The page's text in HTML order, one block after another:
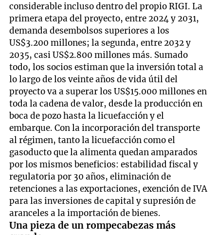
considerable incluso dentro del propio RIGI. La
primera etapa del proyecto, entre 2024 y 2031,
demanda desembolsos superiores a los
US$3.200 millones; la segunda, entre 2032 y
2035, casi US$2.800 millones más. Sumado
todo, los socios estiman que la inversión total a
lo largo de los veinte años de vida útil del
proyecto va a superar los US$15.000 millones en
toda la cadena de valor, desde la producción en
boca de pozo hasta la licuefacción y el
embarque. Con la incorporación del transporte
al régimen, tanto la licuefacción como el
gasoducto que la alimenta quedan amparados
por los mismos beneficios: estabilidad fiscal y
regulatoria por 30 años, eliminación de
retenciones a las exportaciones, exención de IVA
para las inversiones de capital y supresión de
aranceles a la importación de bienes.
Una pieza de un rompecabezas más